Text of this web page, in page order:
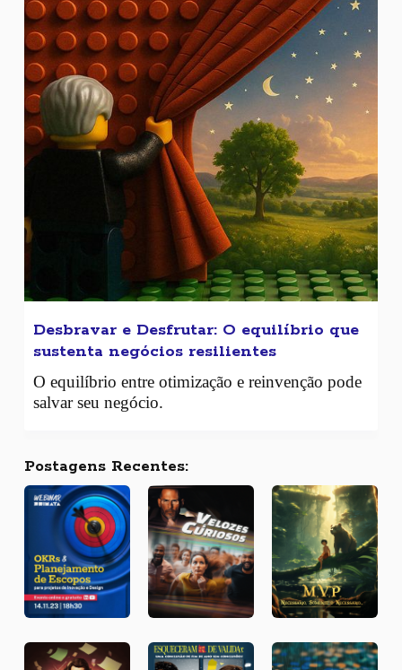
Desbravar e Desfrutar: O equilíbrio que
sustenta negócios resilientes
O equilíbrio entre otimização e reinvenção pode
salvar seu negócio.
Postagens Recentes: